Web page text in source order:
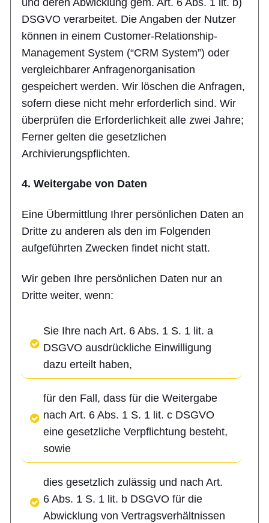
DSGVO verarbeitet. Die Angaben der Nutzer
können in einem Customer-Relationship-
Management System (“CRM System”) oder
vergleichbarer Anfragenorganisation
gespeichert werden. Wir löschen die Anfragen,
sofern diese nicht mehr erforderlich sind. Wir
überprüfen die Erforderlichkeit alle zwei Jahre;
Ferner gelten die gesetzlichen
Archivierungspflichten.
4. Weitergabe von Daten
Eine Übermittlung Ihrer persönlichen Daten an
Dritte zu anderen als den im Folgenden
aufgeführten Zwecken findet nicht statt.
Wir geben Ihre persönlichen Daten nur an
Dritte weiter, wenn:
Sie Ihre nach Art. 6 Abs. 1 S. 1 lit. a
DSGVO ausdrückliche Einwilligung
dazu erteilt haben,
für den Fall, dass für die Weitergabe
nach Art. 6 Abs. 1 S. 1 lit. c DSGVO
eine gesetzliche Verpflichtung besteht,
sowie
dies gesetzlich zulässig und nach Art.
6 Abs. 1 S. 1 lit. b DSGVO für die
Abwicklung von Vertragsverhältnissen